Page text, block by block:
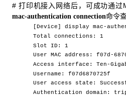
# 打印机接入网络后，可成功通过
mac-authentication connection命令
[Device] display mac-
Total connections: 1
Slot ID: 1
User MAC address: f07d-
Access interface: Ten-
Username: f07d6870725f
User access state:
Authentication domain: